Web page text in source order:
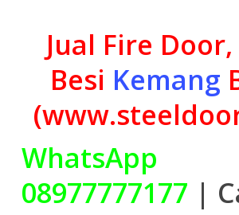
Jual Fire
Besi Kemang
WhatsApp
08977777177 |